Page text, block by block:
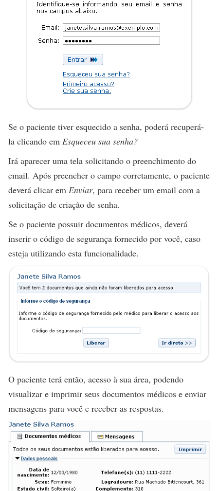
Se o paciente tiver esquecido a senha, poderá recuperá-
la clicando em Esqueceu sua senha?
Irá aparecer uma tela solicitando o preenchimento do
email. Após preencher o campo corretamente, o paciente
deverá clicar em Enviar, para receber um email com a
solicitação de criação de senha.
Se o paciente possuir documentos médicos, deverá
inserir o código de segurança fornecido por você, caso
esteja utilizando esta funcionalidade.
O paciente terá então, acesso à sua área, podendo
visualizar e imprimir seus documentos médicos e enviar
mensagens para você e receber as respostas.